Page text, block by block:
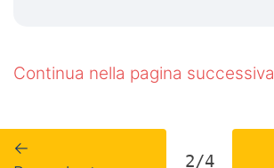
Continua nella pagina successiva
←
2/4